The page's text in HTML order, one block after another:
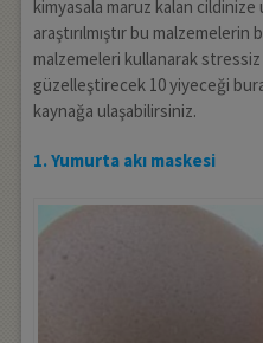
kimyasala maruz kalan
araştırılmıştır bu malzemelerin
malzemeleri kullanarak
güzelleştirecek 10 yiyeceği
kaynağa ulaşabilirsiniz.
1. Yumurta akı maskesi